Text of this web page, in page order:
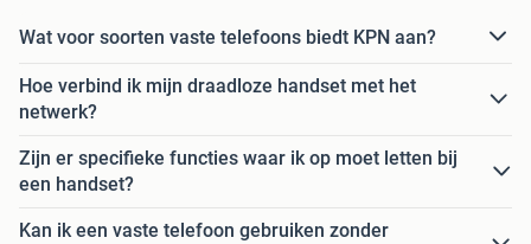
Wat voor soorten vaste telefoons biedt KPN aan?
Hoe verbind ik mijn draadloze handset met het
netwerk?
Zijn er specifieke functies waar ik op moet letten bij
een handset?
Kan ik een vaste telefoon gebruiken zonder